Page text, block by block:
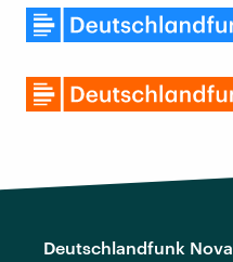
Deutschlandfunk Nova